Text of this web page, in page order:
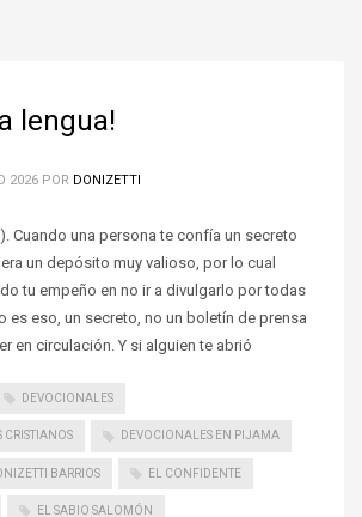
lengua!
2026 POR DONIZETTI
Cuando una persona te confía un secreto
un depósito muy valioso, por lo cual
tu empeño en no ir a divulgarlo por todas
es eso, un secreto, no un boletín de prensa
en circulación. Y si alguien te abrió
DEVOCIONALES
CRISTIANOS DEVOCIONALES EN PIJAMA
BARRIOS EL CONFIDENTE
EL SABIO SALOMÓN